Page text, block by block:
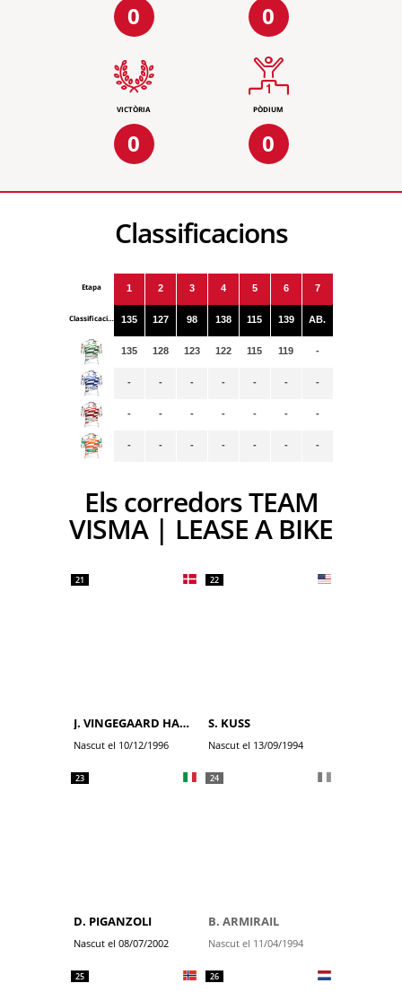
0 0
VICTÒRIA
0
PÒDIUM
0
Classificacions
Etapa
Classificacions
1
135
135
-
-
-
2
127
128
-
-
-
3
98
123
-
-
-
4
138
122
-
-
-
5
115
115
-
-
-
6
139
119
-
-
-
7
AB.
-
-
-
-
Els corredors TEAM
VISMA | LEASE A BIKE
21
J. VINGEGAARD HANSEN
Nascut el 10/12/1996
22
S. KUSS
Nascut el 13/09/1994
23
D. PIGANZOLI
Nascut el 08/07/2002
24
B. ARMIRAIL
Nascut el 11/04/1994
25 26